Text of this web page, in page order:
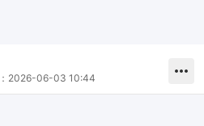
2026-06-03 10:44